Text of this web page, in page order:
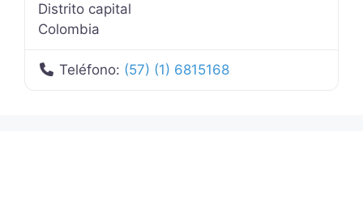
Distrito capital
Colombia
Teléfono: (57) (1) 6815168